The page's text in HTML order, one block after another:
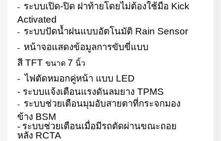
- ระบบเปิด-ปิด ฝาท้ายโดยไม่ต้องใช้มือ Kick
Activated
- ระบบปัดน้ำฝนแบบอัตโนมัติ Rain Sensor
- หน้าจอแสดงข้อมูลการขับขี่แบบ
สี TFT ขนาด 7 นิ้ว
- ไฟตัดหมอกคู่หน้า แบบ LED
- ระบบแจ้งเตือนแรงดันลมยาง TPMS
- ระบบช่วยเตือนมุมอับสายตาที่กระจกมอง
ข้าง BSM
- ระบบช่วยเตือนเมื่อมีรถตัดผ่านขณะถอย
หลัง RCTA